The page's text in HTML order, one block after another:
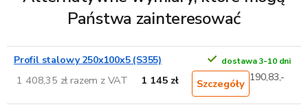
Państwa zainteresować
Profil stalowy 250x100x5 (S355) dostawa 3-10 dni
1 408,35 zł razem z VAT 1 145 zł Szczegóły 190,83,-